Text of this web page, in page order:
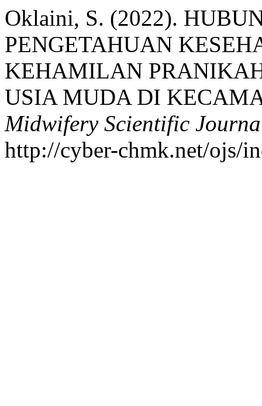
Oklaini, S. (2022).
PENGETAHUAN
KEHAMILAN
USIA MUDA DI
Midwifery Scientific
http://cyber-chmk.net/ojs/